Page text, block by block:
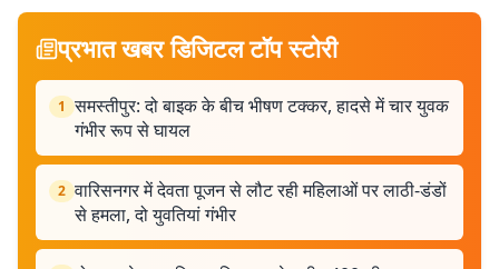
प्रभात खबर डिजिटल टॉप स्टोरी
1 समस्तीपुर: दो बाइक के बीच भीषण टक्कर, हादसे में चार युवक
गंभीर रूप से घायल
2 वारिसनगर में देवता पूजन से लौट रही महिलाओं पर लाठी-डंडों
से हमला, दो युवतियां गंभीर